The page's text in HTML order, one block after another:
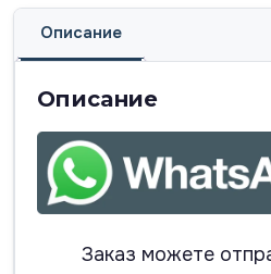
Описание
Описание
Заказ можете